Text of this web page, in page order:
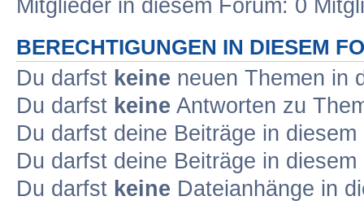
Mitglieder in diesem Forum: 0
BERECHTIGUNGEN IN DIESEM
Du darfst keine neuen Themen in
Du darfst keine Antworten zu
Du darfst deine Beiträge in
Du darfst deine Beiträge in
Du darfst keine Dateianhänge in